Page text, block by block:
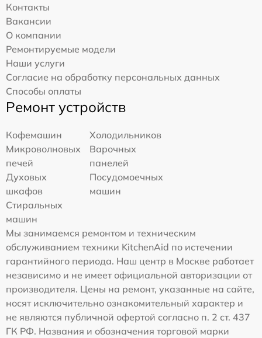
Контакты
Вакансии
О компании
Ремонтируемые модели
Наши услуги
Согласие на обработку персональных данных
Способы оплаты
Ремонт устройств
Кофемашин
Холодильников
Микроволновых
печей
Варочных
панелей
Духовых
шкафов
Посудомоечных
машин
Стиральных
машин
Мы занимаемся ремонтом и техническим
обслуживанием техники KitchenAid по истечении
гарантийного периода. Наш центр в Москве работает
независимо и не имеет официальной авторизации от
производителя. Цены на ремонт, указанные на сайте,
носят исключительно ознакомительный характер и
не являются публичной офертой согласно п. 2 ст. 437
ГК РФ. Названия и обозначения торговой марки